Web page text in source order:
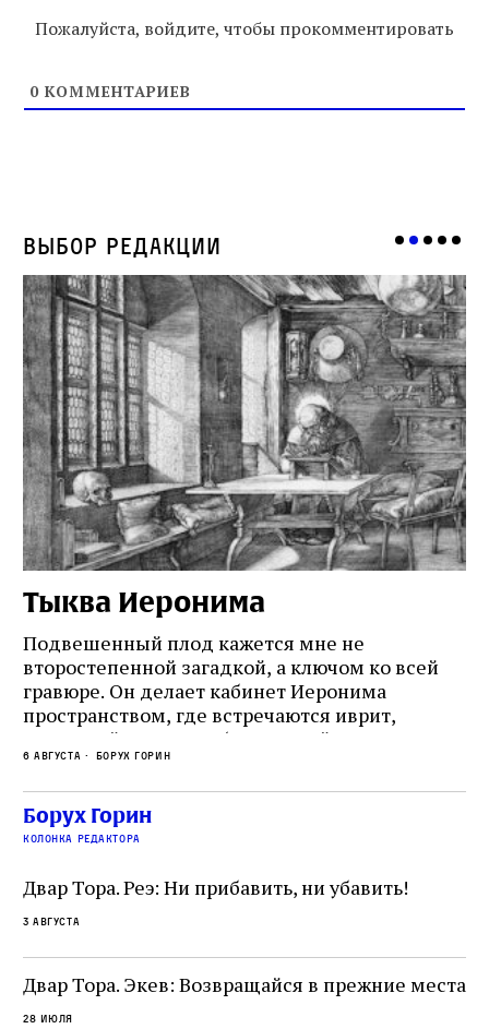
Пожалуйста, войдите, чтобы прокомментировать
0 КОММЕНТАРИЕВ
Выбор редакции
Тыква Иеронима
Подвешенный плод кажется мне не
второстепенной загадкой, а ключом ко всей
гравюре. Он делает кабинет Иеронима
пространством, где встречаются иврит,
греческий и латынь; буквальный смысл и
церковная традиция; филологическая
точность и понятность; переводчик,
убеждённый в необходимости исправления, и
читатель, воспринимающий исправление как
не просто покровитель переводчиков,
окружённый книгами. Перед нами человек,
одно решение которого вызвало возмущение
целой общины и стало частью многовекового
спора о том, кому принадлежит последнее
слово в переводе Библии
6 августа Борух Горин
Борух Горин
колонка редактора
Двар Тора. Реэ: Ни прибавить, ни убавить!
3 августа
Двар Тора. Экев: Возвращайся в прежние места
28 июля